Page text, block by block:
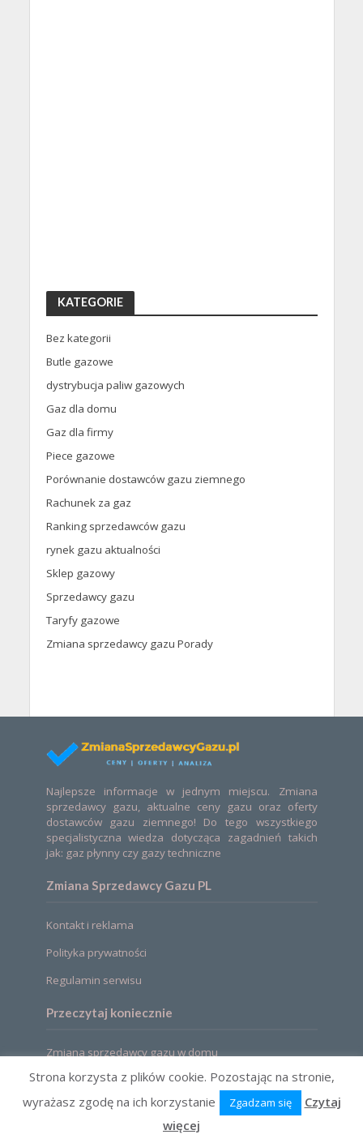
KATEGORIE
Bez kategorii
Butle gazowe
dystrybucja paliw gazowych
Gaz dla domu
Gaz dla firmy
Piece gazowe
Porównanie dostawców gazu ziemnego
Rachunek za gaz
Ranking sprzedawców gazu
rynek gazu aktualności
Sklep gazowy
Sprzedawcy gazu
Taryfy gazowe
Zmiana sprzedawcy gazu Porady
Najlepsze informacje w jednym miejscu. Zmiana
sprzedawcy gazu, aktualne ceny gazu oraz oferty
dostawców gazu ziemnego! Do tego wszystkiego
specjalistyczna wiedza dotycząca zagadnień takich
jak: gaz płynny czy gazy techniczne
Zmiana Sprzedawcy Gazu PL
Kontakt i reklama
Polityka prywatności
Regulamin serwisu
Przeczytaj koniecznie
Zmiana sprzedawcy gazu w domu
2021 © Zmiana sprzedawcy gazu. Ceny, oferty,
porównanie
Strona korzysta z plików cookie. Pozostając na stronie,
wyrażasz zgodę na ich korzystanie
Zgadzam się
Czytaj
więcej